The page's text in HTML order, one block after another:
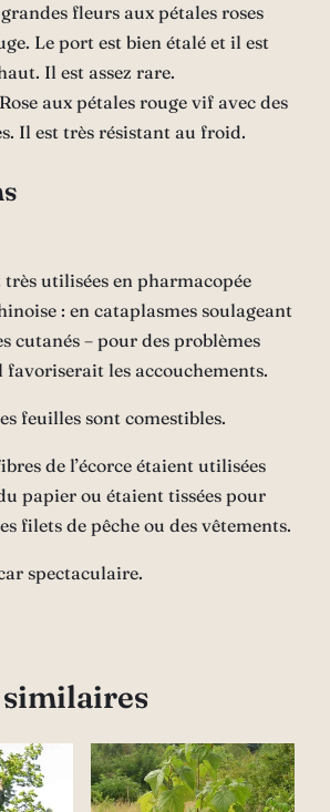
fleurs aux pétales roses
Le port est bien étalé et il est
Il est assez rare.
aux pétales rouge vif avec des
Il est très résistant au froid.
très utilisées en pharmacopée
: en cataplasmes soulageant
cutanés – pour des problèmes
les accouchements.
feuilles sont comestibles.
de l’écorce étaient utilisées
papier ou étaient tissées pour
filets de pêche ou des vêtements.
spectaculaire.